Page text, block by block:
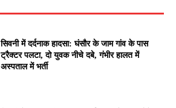
सिवनी में दर्दनाक हादसा: घंसौर के जाम गांव के पास
ट्रैक्टर पलटा, दो युवक नीचे दबे, गंभीर हालत में
अस्पताल में भर्ती